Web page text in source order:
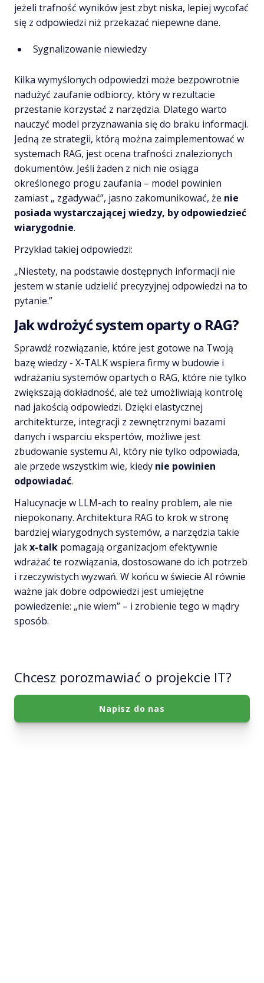
jeżeli trafność wyników jest zbyt niska, lepiej wycofać
się z odpowiedzi niż przekazać niepewne dane.
Sygnalizowanie niewiedzy
Kilka wymyślonych odpowiedzi może bezpowrotnie
nadużyć zaufanie odbiorcy, który w rezultacie
przestanie korzystać z narzędzia. Dlatego warto
nauczyć model przyznawania się do braku informacji.
Jedną ze strategii, którą można zaimplementować w
systemach RAG, jest ocena trafności znalezionych
dokumentów. Jeśli żaden z nich nie osiąga
określonego progu zaufania – model powinien
zamiast „ zgadywać”, jasno zakomunikować, że nie
posiada wystarczającej wiedzy, by odpowiedzieć
wiarygodnie.
Przykład takiej odpowiedzi:
„Niestety, na podstawie dostępnych informacji nie
jestem w stanie udzielić precyzyjnej odpowiedzi na to
pytanie.”
Jak wdrożyć system oparty o RAG?
Sprawdź rozwiązanie, które jest gotowe na Twoją
bazę wiedzy - X-TALK wspiera firmy w budowie i
wdrażaniu systemów opartych o RAG, które nie tylko
zwiększają dokładność, ale też umożliwiają kontrolę
nad jakością odpowiedzi. Dzięki elastycznej
architekturze, integracji z zewnętrznymi bazami
danych i wsparciu ekspertów, możliwe jest
zbudowanie systemu AI, który nie tylko odpowiada,
ale przede wszystkim wie, kiedy nie powinien
odpowiadać.
Halucynacje w LLM-ach to realny problem, ale nie
niepokonany. Architektura RAG to krok w stronę
bardziej wiarygodnych systemów, a narzędzia takie
jakx-talk pomagają organizacjom efektywnie
wdrażać te rozwiązania, dostosowane do ich potrzeb
i rzeczywistych wyzwań. W końcu w świecie AI równie
ważne jak dobre odpowiedzi jest umiejętne
powiedzenie: „nie wiem” – i zrobienie tego w mądry
sposób.
Chcesz porozmawiać o projekcie IT?
Napisz do nas